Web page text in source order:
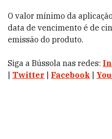
O valor mínimo da
data de vencimento é de
emissão do produto.
Siga a Bússola nas redes:
Twitter Facebook